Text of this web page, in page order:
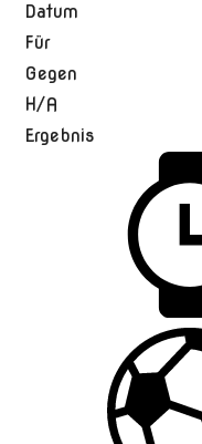
Datum
Für
Gegen
H/A
Ergebnis